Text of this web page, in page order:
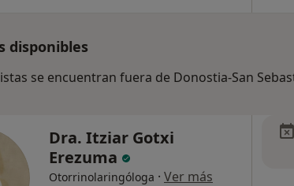
disponibles
se encuentran fuera de Donostia-San
Dra. Itziar Gotxi
Erezuma
Otorrinolaringóloga · Ver más